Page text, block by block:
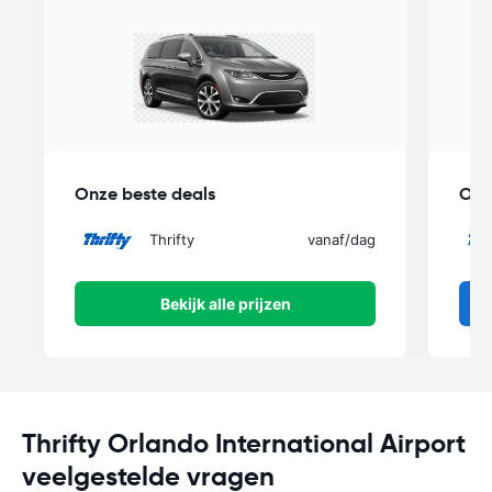
Onze beste deals
Thrifty vanaf/dag
Bekijk alle prijzen
Thrifty Orlando International Airport
veelgestelde vragen